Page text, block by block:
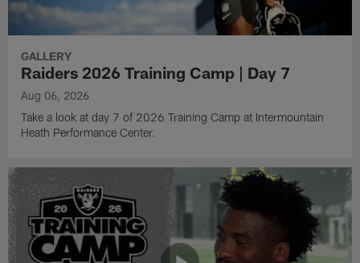
GALLERY
Raiders 2026 Training Camp | Day 7
Aug 06, 2026
Take a look at day 7 of 2026 Training Camp at Intermountain
Heath Performance Center.